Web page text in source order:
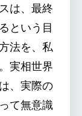
は、最終
という目
法を、私
実相世界
、実際の
て無意識